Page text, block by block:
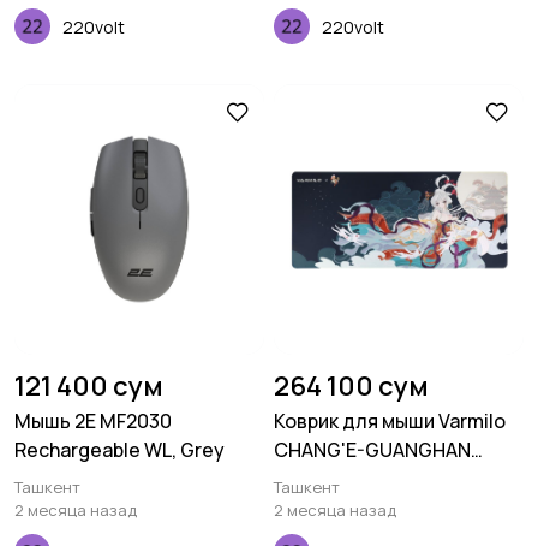
220volt 220volt
121 400 сум
Мышь 2E MF2030
Rechargeable WL, Grey
Ташкент
2 месяца назад
264 100 сум
Коврик для мыши Varmilo
CHANG'E-GUANGHAN
PALACE XL
(900х400х3мм), Черный
Ташкент
2 месяца назад